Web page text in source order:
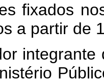
fixados
a partir de